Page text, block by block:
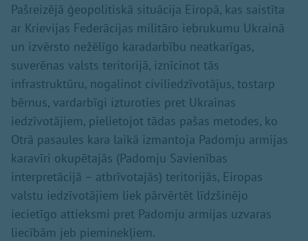
Pašreizējā ģeopolitiskā situācija Eiropā, kas saistīta
ar Krievijas Federācijas militāro iebrukumu Ukrainā
un izvērsto nežēlīgo karadarbību neatkarīgas,
suverēnas valsts teritorijā, iznīcinot tās
infrastruktūru, nogalinot civiliedzīvotājus, tostarp
bērnus, vardarbīgi izturoties pret Ukrainas
iedzīvotājiem, pielietojot tādas pašas metodes, ko
Otrā pasaules kara laikā izmantoja Padomju armijas
karavīri okupētajās (Padomju Savienības
interpretācijā – atbrīvotajās) teritorijās, Eiropas
valstu iedzīvotājiem liek pārvērtēt līdzšinējo
iecietīgo attieksmi pret Padomju armijas uzvaras
liecībām jeb pieminekļiem.